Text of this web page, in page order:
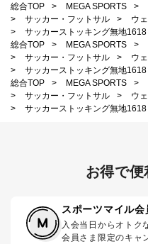
総合TOP
> MEGA SPORTS >
>
サッカー・フットサル > ウ
>
サッカーストッキング無地1618
総合TOP
> MEGA SPORTS >
>
サッカー・フットサル > ウ
>
サッカーストッキング無地1618
総合TOP
> MEGA SPORTS >
>
サッカー・フットサル > ウ
>
サッカーストッキング無地1618
お得で便
スポーツマイル会
入会当日からオトク
会員さま限定のキャ